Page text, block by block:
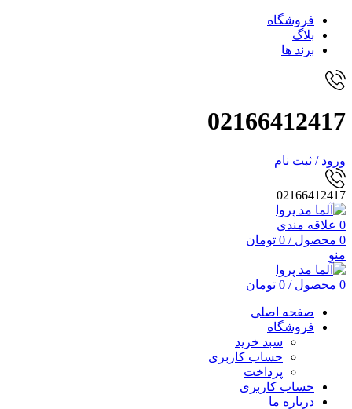
فروشگاه
بلاگ
برند ها
02166412417
ورود / ثبت نام
02166412417
0 علاقه مندی
0 محصول /
0 تومان
منو
0 محصول /
0 تومان
صفحه اصلی
فروشگاه
سبد خرید
حساب کاربری
پرداخت
حساب کاربری
درباره ما